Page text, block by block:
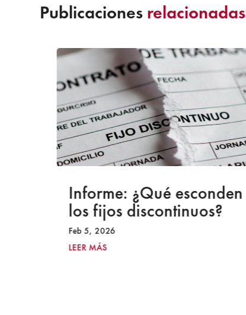
Publicaciones relacionadas
Informe: ¿Qué esconden
los fijos discontinuos?
Feb 5, 2026
LEER MÁS